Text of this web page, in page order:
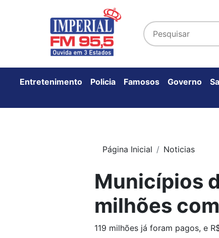
Entretenimento Policia Famosos Governo
Página Inicial Noticias
Municípios
milhões
119 milhões já foram pagos, e